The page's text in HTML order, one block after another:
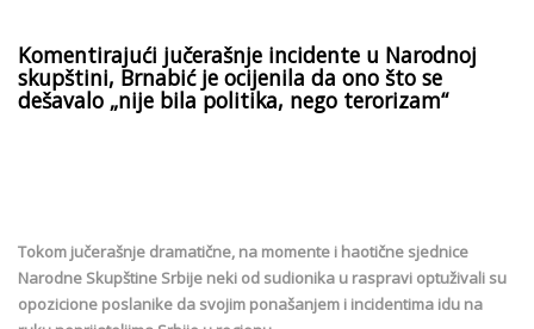
Komentirajući jučerašnje incidente u Narodnoj
skupštini, Brnabić je ocijenila da ono što se
dešavalo „nije bila politika, nego terorizam“
Tokom jučerašnje dramatične, na momente i haotične sjednice
Narodne Skupštine Srbije neki od sudionika u raspravi optuživali su
opozicione poslanike da svojim ponašanjem i incidentima idu na